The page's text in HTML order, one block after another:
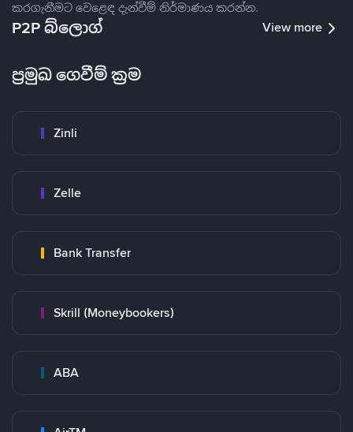
කරගැනීමට වෙළෙඳ දැන්වීම් නිර්මාණය කරන්න.
P2P බ්ලොග් View more
ප්‍රමුඛ ගෙවීම් ක්‍රම
Zinli
Zelle
Bank Transfer
Skrill (Moneybookers)
ABA